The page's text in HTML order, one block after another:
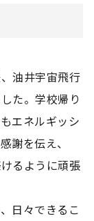
油井宇宙飛行
た。学校帰り
エネルギッシ
謝を伝え、
るように頑張
日々できるこ